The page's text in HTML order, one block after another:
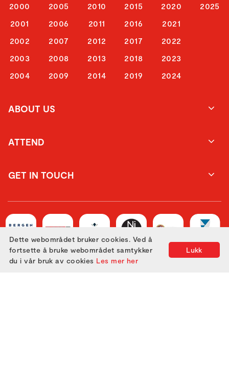
2000
2001
2002
2003
2004
2005
2006
2007
2008
2009
2010
2011
2012
2013
2014
2015
2016
2017
2018
2019
2020
2021
2022
2023
2024
2025
ABOUT US
ATTEND
GET IN TOUCH
Lukk
Dette webområdet bruker cookies. Ved å
fortsette å bruke webområdet samtykker
du i vår bruk av cookies Les mer her